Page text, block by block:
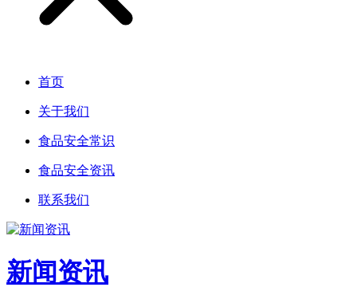
首页
关于我们
食品安全常识
食品安全资讯
联系我们
新闻资讯